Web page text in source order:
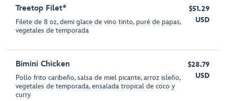
Treetop Filet*
Filete de 8 oz, demi glace de vino tinto, puré de papas,
vegetales de temporada
$51.29
USD
Bimini Chicken
Pollo frito caribeño, salsa de miel picante, arroz isleño,
vegetales de temporada, ensalada tropical de coco y
curry
$28.79
USD